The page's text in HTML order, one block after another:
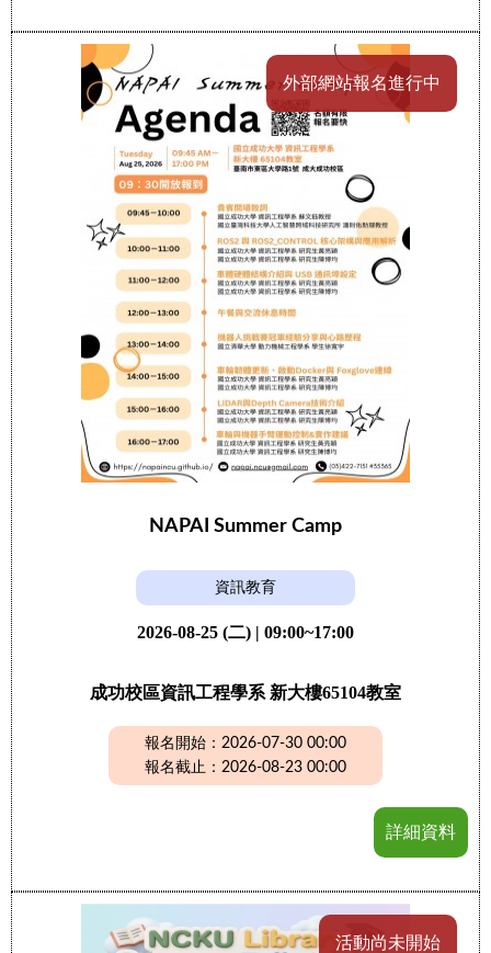
外部網站報名進行中
NAPAI Summer Camp
資訊教育
2026-08-25 (二) | 09:00~17:00
成功校區資訊工程學系 新大樓65104教室
報名開始：2026-07-30 00:00
報名截止：2026-08-23 00:00
詳細資料
活動尚未開始